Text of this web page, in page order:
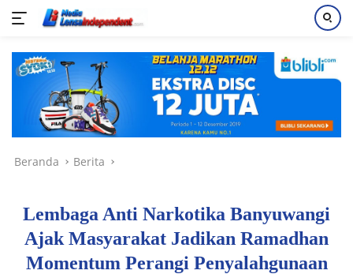
konten
Beranda Berita
Lembaga Anti Narkotika Banyuwangi
Ajak Masyarakat Jadikan Ramadhan
Momentum Perangi Penyalahgunaan